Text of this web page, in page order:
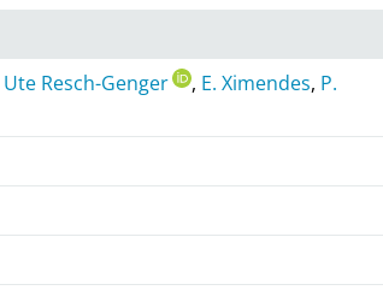
Ute Resch-Genger , E. Ximendes, P.